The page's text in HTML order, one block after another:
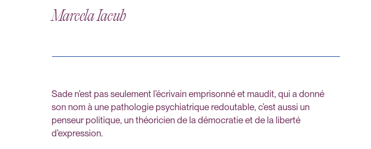
Marcela Iacub
Sade n’est pas seulement l’écrivain emprisonné et maudit, qui a donné
son nom à une pathologie psychiatrique redoutable, c’est aussi un
penseur politique, un théoricien de la démocratie et de la liberté
d’expression.